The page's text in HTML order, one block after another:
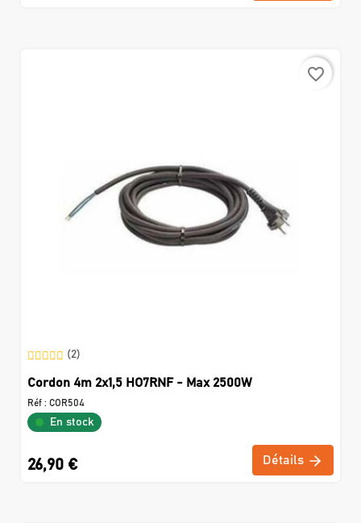
favorite_border
(2)
Cordon 4m 2x1,5 HO7RNF - Max 2500W
Réf : COR504
En stock
26,90 € Détails